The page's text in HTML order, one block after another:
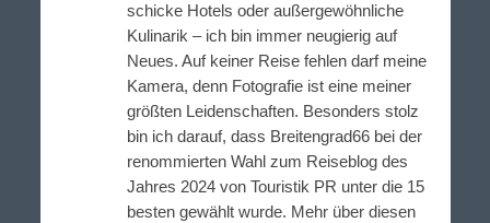
schicke Hotels oder außergewöhnliche
Kulinarik – ich bin immer neugierig auf
Neues. Auf keiner Reise fehlen darf meine
Kamera, denn Fotografie ist eine meiner
größten Leidenschaften. Besonders stolz
bin ich darauf, dass Breitengrad66 bei der
renommierten Wahl zum Reiseblog des
Jahres 2024 von Touristik PR unter die 15
besten gewählt wurde. Mehr über diesen